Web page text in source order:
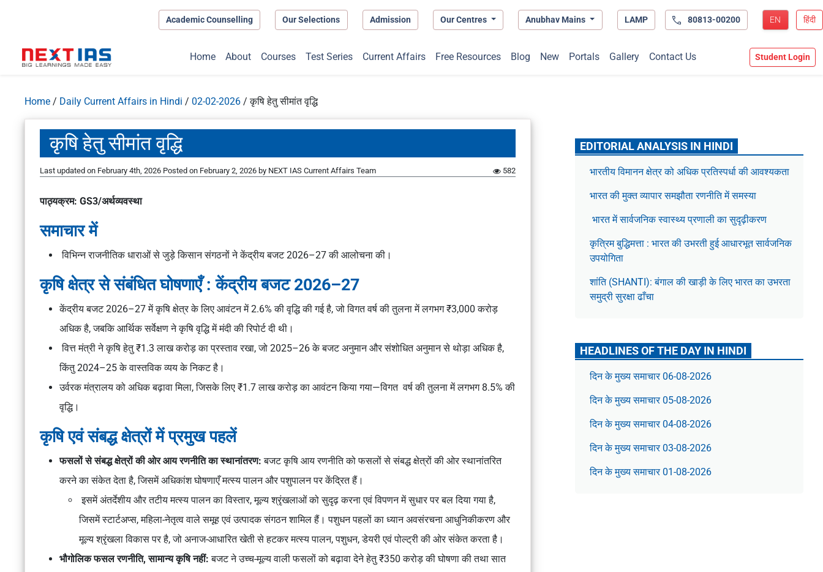
Academic Counselling Our Selections Admission Our Centres Anubhav Mains LAMP 80813-00200 EN हिंदी
Home About Courses Test Series Current Affairs Free Resources Blog New Portals Gallery Contact Us Student Login
Home / Daily Current Affairs in Hindi / 02-02-2026 /कृषि हेतु सीमांत वृद्धि
कृषि हेतु सीमांत वृद्धि
Last updated on February 4th, 2026 Posted on February 2, 2026 by NEXT IAS Current Affairs Team 582
पाठ्यक्रम: GS3/अर्थव्यवस्था
समाचार में
विभिन्न राजनीतिक धाराओं से जुड़े किसान संगठनों ने केंद्रीय बजट 2026–27 की आलोचना की।
कृषि क्षेत्र से संबंधित घोषणाएँ : केंद्रीय बजट 2026–27
केंद्रीय बजट 2026–27 में कृषि क्षेत्र के लिए आवंटन में 2.6% की वृद्धि की गई है, जो विगत वर्ष की तुलना में लगभग ₹3,000 करोड़
अधिक है, जबकि आर्थिक सर्वेक्षण ने कृषि वृद्धि में मंदी की रिपोर्ट दी थी।
वित्त मंत्री ने कृषि हेतु ₹1.3 लाख करोड़ का प्रस्ताव रखा, जो 2025–26 के बजट अनुमान और संशोधित अनुमान से थोड़ा अधिक है,
किंतु 2024–25 के वास्तविक व्यय के निकट है।
उर्वरक मंत्रालय को अधिक बढ़ावा मिला, जिसके लिए ₹1.7 लाख करोड़ का आवंटन किया गया—विगत वर्ष की तुलना में लगभग 8.5% की
वृद्धि।
कृषि एवं संबद्ध क्षेत्रों में प्रमुख पहलें
फसलों से संबद्ध क्षेत्रों की ओर आय रणनीति का स्थानांतरण: बजट कृषि आय रणनीति को फसलों से संबद्ध क्षेत्रों की ओर स्थानांतरित
करने का संकेत देता है, जिसमें अधिकांश घोषणाएँ मत्स्य पालन और पशुपालन पर केंद्रित हैं।
इसमें अंतर्देशीय और तटीय मत्स्य पालन का विस्तार, मूल्य श्रृंखलाओं को सुदृढ़ करना एवं विपणन में सुधार पर बल दिया गया है,
जिसमें स्टार्टअप्स, महिला-नेतृत्व वाले समूह एवं उत्पादक संगठन शामिल हैं। पशुधन पहलों का ध्यान अवसंरचना आधुनिकीकरण और
मूल्य श्रृंखला विकास पर है, जो अनाज-आधारित खेती से हटकर मत्स्य पालन, पशुधन, डेयरी एवं पोल्ट्री की ओर संकेत करता है।
भौगोलिक फसल रणनीति, सामान्य कृषि नहीं: बजट ने उच्च-मूल्य वाली फसलों को बढ़ावा देने हेतु ₹350 करोड़ की घोषणा की तथा सात
EDITORIAL ANALYSIS IN HINDI
भारतीय विमानन क्षेत्र को अधिक प्रतिस्पर्धा की आवश्यकता
भारत की मुक्त व्यापार समझौता रणनीति में समस्या
भारत में सार्वजनिक स्वास्थ्य प्रणाली का सुदृढ़ीकरण
कृत्रिम बुद्धिमत्ता : भारत की उभरती हुई आधारभूत सार्वजनिक
उपयोगिता
शांति (SHANTI): बंगाल की खाड़ी के लिए भारत का उभरता
समुद्री सुरक्षा ढाँचा
HEADLINES OF THE DAY IN HINDI
दिन के मुख्य समाचार 06-08-2026
दिन के मुख्य समाचार 05-08-2026
दिन के मुख्य समाचार 04-08-2026
दिन के मुख्य समाचार 03-08-2026
दिन के मुख्य समाचार 01-08-2026